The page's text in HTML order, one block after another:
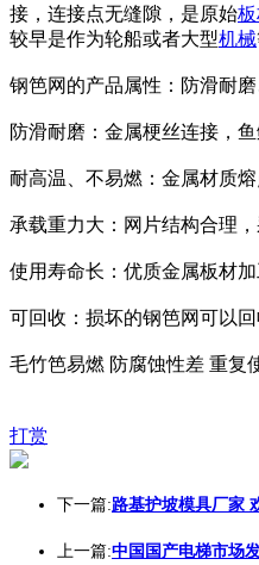
接，连接点无缝隙，是原始
较早是作为轮船或者大型机械
钢笆网的产品属性：防滑耐
防滑耐磨：金属梗丝连接，
耐高温、不易燃：金属材质
承载重力大：网片结构合理
使用寿命长：优质金属板材
可回收：损坏的钢笆网可以
毛竹笆易燃 防腐蚀性差 重复
打赏
下一篇:路基护坡模具厂家
上一篇:中国国产电梯市场